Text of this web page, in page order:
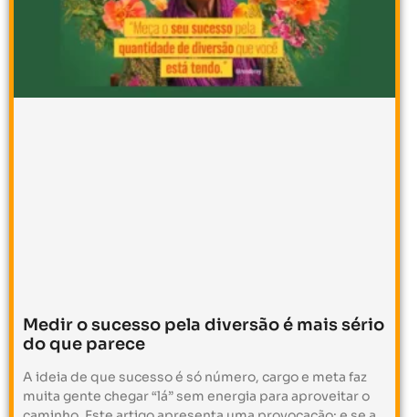
Medir o sucesso pela diversão é mais sério
do que parece
A ideia de que sucesso é só número, cargo e meta faz
muita gente chegar “lá” sem energia para aproveitar o